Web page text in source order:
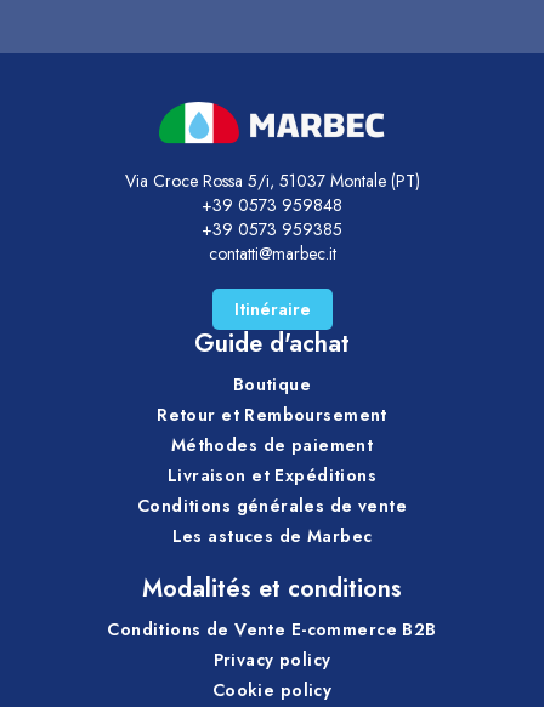
Via Croce Rossa 5/i, 51037 Montale (PT)
+39 0573 959848
+39 0573 959385
contatti@marbec.it
Itinéraire
Guide d'achat
Boutique
Retour et Remboursement
Méthodes de paiement
Livraison et Expéditions
Conditions générales de vente
Les astuces de Marbec
Modalités et conditions
Conditions de Vente E-commerce B2B
Privacy policy
Cookie policy